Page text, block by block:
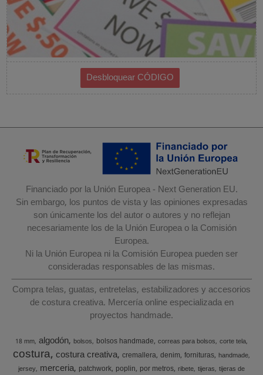
Financiado por la Unión Europea - Next Generation EU.
Sin embargo, los puntos de vista y las opiniones expresadas
son únicamente los del autor o autores y no reflejan
necesariamente los de la Unión Europea o la Comisión
Europea.
Ni la Unión Europea ni la Comisión Europea pueden ser
consideradas responsables de las mismas.
Compra telas, guatas, entretelas, estabilizadores y accesorios
de costura creativa. Mercería online especializada en
proyectos handmade.
18 mm algodón bolsos bolsos handmade correas para bolsos corte tela
costura costura creativa cremallera denim fornituras handmade
jersey merceria patchwork poplin por metros ribete tijeras tijeras de